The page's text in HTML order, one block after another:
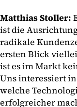
Matthias Stoller:
ist die
radikale
ersten Blick
ist es im Markt
Uns interessiert
welche
erfolgreicher